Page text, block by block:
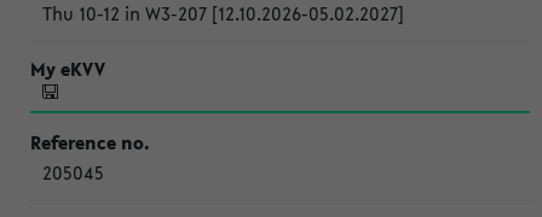
Thu 10-12 in W3-207 [12.10.2026-05.02.2027]
205045